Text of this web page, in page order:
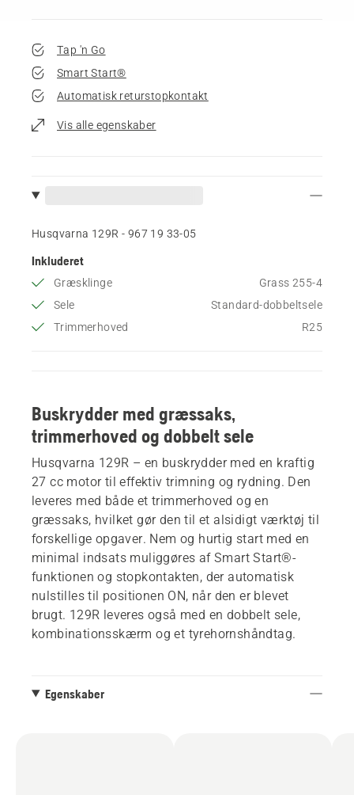
Tap 'n Go
Smart Start®
Automatisk returstopkontakt
Vis alle egenskaber
Husqvarna 129R - 967 19 33‑05
Inkluderet
Græsklinge
Grass 255-4
Sele
Standard-dobbeltsele
Trimmerhoved
R25
Buskrydder med græssaks,
trimmerhoved og dobbelt sele
Husqvarna 129R – en buskrydder med en kraftig
27 cc motor til effektiv trimning og rydning. Den
leveres med både et trimmerhoved og en
græssaks, hvilket gør den til et alsidigt værktøj til
forskellige opgaver. Nem og hurtig start med en
minimal indsats muliggøres af Smart Start®-
funktionen og stopkontakten, der automatisk
nulstilles til positionen ON, når den er blevet
brugt. 129R leveres også med en dobbelt sele,
kombinationsskærm og et tyrehornshåndtag.
Egenskaber